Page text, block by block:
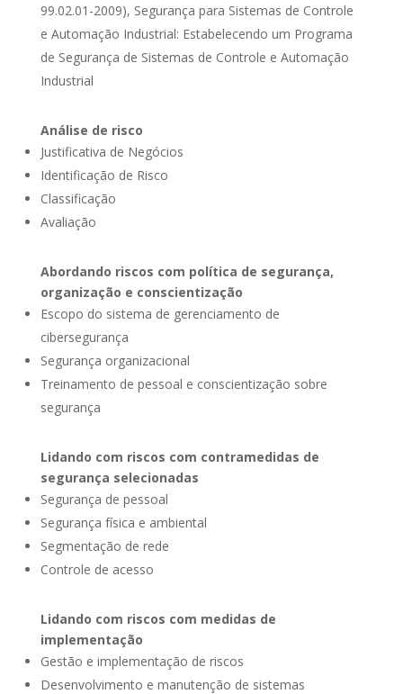
99.02.01-2009), Segurança para Sistemas de Controle
e Automação Industrial: Estabelecendo um Programa
de Segurança de Sistemas de Controle e Automação
Industrial
Análise de risco
Justificativa de Negócios
Identificação de Risco
Classificação
Avaliação
Abordando riscos com política de segurança,
organização e conscientização
Escopo do sistema de gerenciamento de
cibersegurança
Segurança organizacional
Treinamento de pessoal e conscientização sobre
segurança
Lidando com riscos com contramedidas de
segurança selecionadas
Segurança de pessoal
Segurança física e ambiental
Segmentação de rede
Controle de acesso
Lidando com riscos com medidas de
implementação
Gestão e implementação de riscos
Desenvolvimento e manutenção de sistemas